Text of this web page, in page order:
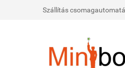
Szállítás